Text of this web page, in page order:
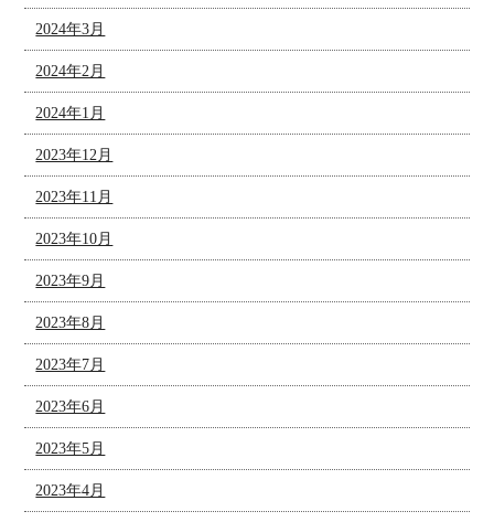
2024年3月
2024年2月
2024年1月
2023年12月
2023年11月
2023年10月
2023年9月
2023年8月
2023年7月
2023年6月
2023年5月
2023年4月